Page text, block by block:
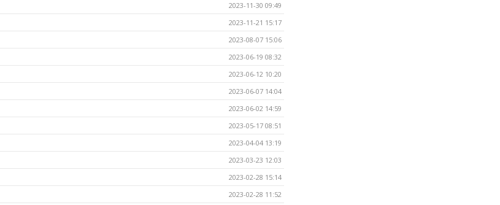
2023-11-30 09:49
2023-11-21 15:17
2023-08-07 15:06
2023-06-19 08:32
2023-06-12 10:20
2023-06-07 14:04
2023-06-02 14:59
2023-05-17 08:51
2023-04-04 13:19
2023-03-23 12:03
2023-02-28 15:14
2023-02-28 11:52